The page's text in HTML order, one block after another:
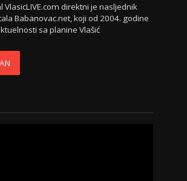
VlasicLIVE.com direktni je nasljednik
Babanovac.net, koji od 2004. godine
sa planine Vlašić